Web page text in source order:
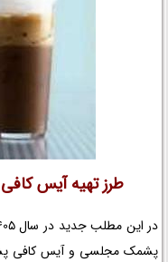
طرز تهیه آیس
پشمک مجلسی و آیس کافی